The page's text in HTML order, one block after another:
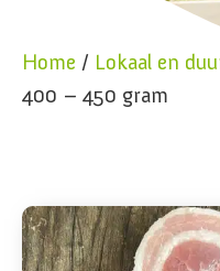
Home / Lokaal en
400 – 450 gram